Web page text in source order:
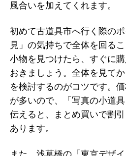
風合いを加えてくれます。
初めて古道具市へ行く際の
見」の気持ちで全体を回る
小物を見つけたら、すぐに
おきましょう。全体を見て
を検討するのがコツです。
が多いので、「写真の小道
伝えると、まとめ買いで割
あります。
また、浅草橋の「東京デザ